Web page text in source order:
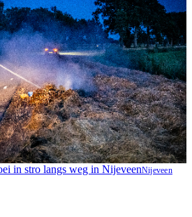
in stro langs weg in NijeveenNijeveen